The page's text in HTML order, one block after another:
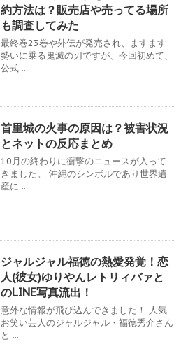
約方法は？販売店や売ってる場所
も調査してみた
最終巻23巻や外伝が発売され、ますます
勢いに乗る鬼滅の刃ですが、今回初めて、
公式 ...
首里城の火事の原因は？被害状況
とネットの反応まとめ
10月の終わりに衝撃のニュースが入って
きました。 沖縄のシンボルであり世界遺
産に ...
ジャルジャル福徳の熱愛発覚！恋
人(彼女)ゆりやんレトリィバァと
のLINE写真流出！
意外な情報が飛び込んできました！ 人気
お笑い芸人のジャルジャル・福徳秀介さん
と ...